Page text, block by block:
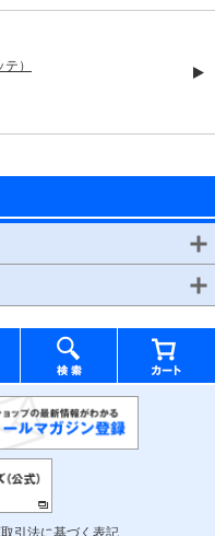
）
引法に基づく表記